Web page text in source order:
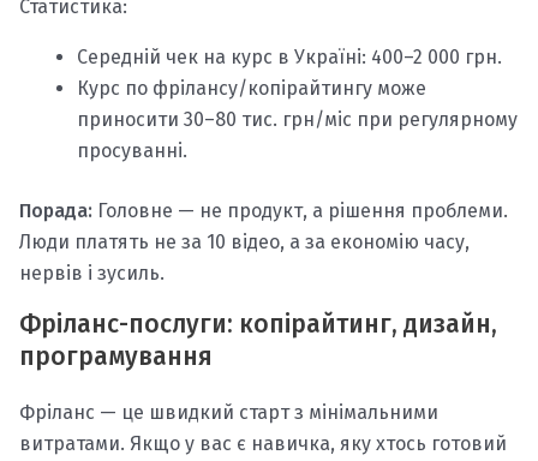
Статистика:
Середній чек на курс в Україні: 400–2 000 грн.
Курс по фрілансу/копірайтингу може
приносити 30–80 тис. грн/міс при регулярному
просуванні.
Порада: Головне — не продукт, а рішення проблеми.
Люди платять не за 10 відео, а за економію часу,
нервів і зусиль.
Фріланс-послуги: копірайтинг, дизайн,
програмування
Фріланс — це швидкий старт з мінімальними
витратами. Якщо у вас є навичка, яку хтось готовий